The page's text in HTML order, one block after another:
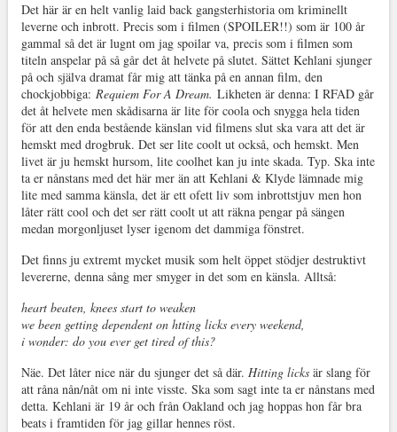
Det här är en helt vanlig laid back gangsterhistoria om kriminellt
leverne och inbrott. Precis som i filmen (SPOILER!!) som är 100 år
gammal så det är lugnt om jag spoilar va, precis som i filmen som
titeln anspelar på så går det åt helvete på slutet. Sättet Kehlani sjunger
på och själva dramat får mig att tänka på en annan film, den
chockjobbiga: Requiem For A Dream. Likheten är denna: I RFAD går
det åt helvete men skådisarna är lite för coola och snygga hela tiden
för att den enda bestående känslan vid filmens slut ska vara att det är
hemskt med drogbruk. Det ser lite coolt ut också, och hemskt. Men
livet är ju hemskt hursom, lite coolhet kan ju inte skada. Typ. Ska inte
ta er nånstans med det här mer än att Kehlani & Klyde lämnade mig
lite med samma känsla, det är ett ofett liv som inbrottstjuv men hon
låter rätt cool och det ser rätt coolt ut att räkna pengar på sängen
medan morgonljuset lyser igenom det dammiga fönstret.
Det finns ju extremt mycket musik som helt öppet stödjer destruktivt
levererne, denna sång mer smyger in det som en känsla. Alltså:
heart beaten, knees start to weaken
we been getting dependent on htting licks every weekend,
i wonder: do you ever get tired of this?
Näe. Det låter nice när du sjunger det så där. Hitting licksär slang för
att råna nån/nåt om ni inte visste. Ska som sagt inte ta er nånstans med
detta. Kehlani är 19 år och från Oakland och jag hoppas hon får bra
beats i framtiden för jag gillar hennes röst.